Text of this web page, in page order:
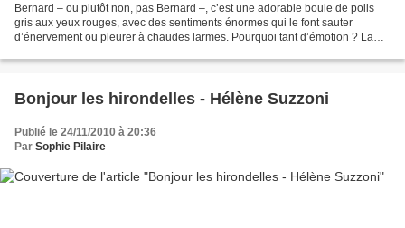
Bernard – ou plutôt non, pas Bernard –, c’est une adorable boule de poils
gris aux yeux rouges, avec des sentiments énormes qui le font sauter
d’énervement ou pleurer à chaudes larmes. Pourquoi tant d’émotion ? La
Bonjour les hirondelles - Hélène Suzzoni
Publié le 24/11/2010 à 20:36
Par Sophie Pilaire